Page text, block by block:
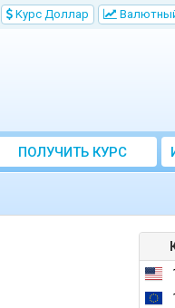
Kурс Доллар
ПОЛУЧИТЬ КУРС
ВАЛЮТ ЦБ